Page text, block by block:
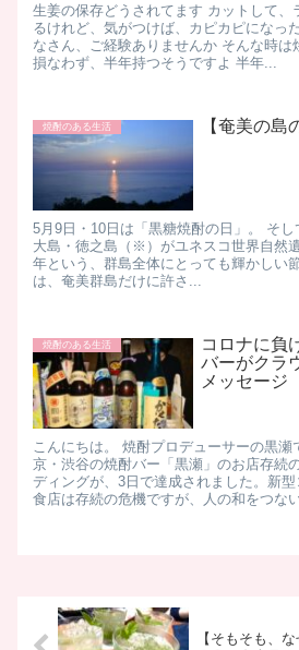
生姜の保存どうされてます カットして、
るけれど、気がつけば、カピカピになっ
なさん、ご経験ありませんか そんな時は
損なわず、半年持つそうですよ 半年...
焼酎のある生活 【奄美の島
5月9日・10日は「黒糖焼酎の日」。 そ
大島・徳之島（※）がユネスコ世界自然
年という、群島全体にとっても輝かしい
は、奄美群島だけに許さ...
焼酎のある生活
コロナに負
バーがクラ
メッセージ
こんにちは。 焼酎プロデューサーの黒瀬
京・渋谷の焼酎バー「黒瀬」のお店存続
ディングが、3日で達成されました。新
食店は存続の危機ですが、人の和をつな
【そもそも、